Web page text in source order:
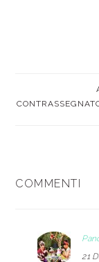
DEL
COMMENTI
21